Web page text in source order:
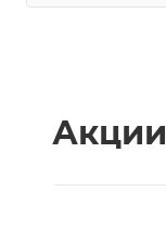
Акции